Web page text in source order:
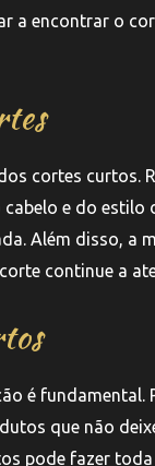
a encontrar o
cortes curtos.
e do estilo
Além disso, a
continue a
é fundamental.
que não
pode fazer